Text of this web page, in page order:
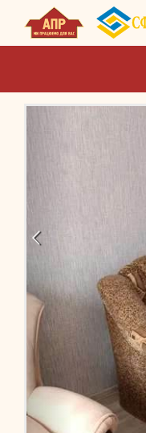
Контакти
APR.IN.UA
SFNU.UA
Вхід/Реєстрація